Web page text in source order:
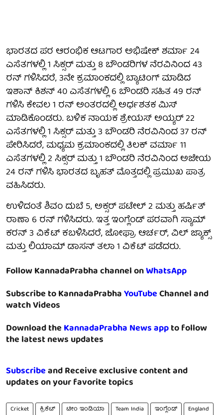
ಭಾರತದ ಪರ ಆರಂಭಿಕ ಆಟಗಾರ ಅಭಿಷೇಕ್ ಶರ್ಮಾ 24
ಎಸೆತಗಳಲ್ಲಿ 1 ಸಿಕ್ಸರ್ ಮತ್ತು 8 ಬೌಂಡರಿಗಳ ನೆರವಿನಿಂದ 43
ರನ್ ಗಳಿಸಿದರೆ, 3ನೇ ಕ್ರಮಾಂಕದಲ್ಲಿ ಬ್ಯಾಟಿಂಗ್ ಮಾಡಿದ
ಇಶಾನ್ ಕಿಶನ್ 40 ಎಸೆತಗಳಲ್ಲಿ 6 ಬೌಂಡರಿ ಸಹಿತ 49 ರನ್
ಗಳಿಸಿ ಕೇವಲ 1 ರನ್ ಅಂತರದಲ್ಲಿ ಅರ್ಧಶತಕ ಮಿಸ್
ಮಾಡಿಕೊಂಡರು. ಬಳಿಕ ನಾಯಕ ಶ್ರೇಯಸ್ ಅಯ್ಯರ್ 22
ಎಸೆತಗಳಲ್ಲಿ 1 ಸಿಕ್ಸರ್ ಮತ್ತು 3 ಬೌಂಡರಿ ನೆರವಿನಿಂದ 37 ರನ್
ಪೇರಿಸಿದರೆ, ಮಧ್ಯಮ ಕ್ರಮಾಂಕದಲ್ಲಿ ತಿಲಕ್ ವರ್ಮಾ 11
ಎಸೆತಗಳಲ್ಲಿ 2 ಸಿಕ್ಸರ್ ಮತ್ತು 1 ಬೌಂಡರಿ ನೆರವಿನಿಂದ ಅಜೇಯ
24 ರನ್ ಗಳಿಸಿ ಭಾರತದ ಬೃಹತ್ ಮೊತ್ತದಲ್ಲಿ ಪ್ರಮುಖ ಪಾತ್ರ
ವಹಿಸಿದರು.
ಉಳಿದಂತೆ ಶಿವಂ ದುಬೆ 5, ಅಕ್ಸರ್ ಪಟೇಲ್ 2 ಮತ್ತು ಹರ್ಷಿತ್
ರಾಣಾ 6 ರನ್ ಗಳಿಸಿದರು. ಇತ್ತ ಇಂಗ್ಲೆಂಡ್ ಪರವಾಗಿ ಸ್ಯಾಮ್
ಕರನ್ 3 ವಿಕೆಟ್ ಕಬಳಿಸಿದರೆ, ಜೋಫ್ರಾ ಆರ್ಚರ್, ವಿಲ್ ಜ್ಯಾಕ್ಸ್
ಮತ್ತು ಲಿಯಾಮ್ ಡಾಸನ್ ತಲಾ 1 ವಿಕೆಟ್ ಪಡೆದರು.
Follow KannadaPrabha channel onWhatsApp
Subscribe to KannadaPrabhaYouTubeChannel and
watch Videos
Download theKannadaPrabha News appto follow
the latest news updates
Subscribeand Receive exclusive content and
updates on your favorite topics
Cricket ಕ್ರಿಕೆಟ್ ಟೀಂ ಇಂಡಿಯಾ Team India ಇಂಗ್ಲೆಂಡ್ England